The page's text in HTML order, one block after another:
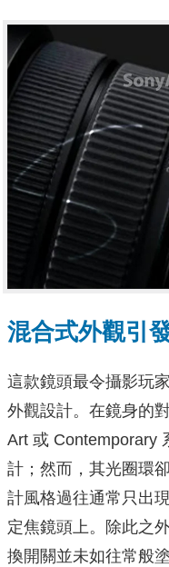
混合式外觀引
這款鏡頭最令攝影玩
外觀設計。在鏡身的
Art 或 Contemporary
計；然而，其光圈環
計風格過往通常只出
定焦鏡頭上。除此之
換開關並未如往常般